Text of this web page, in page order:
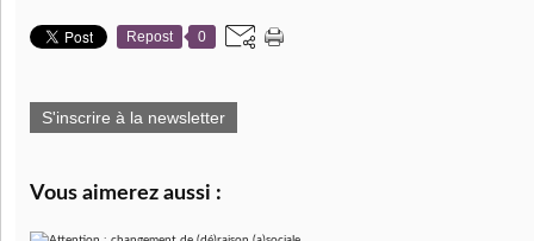
Repost 0
S'inscrire à la newsletter
Vous aimerez aussi :